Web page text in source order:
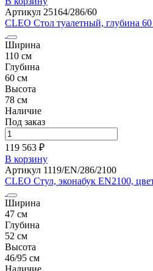
Артикул 25164/286/60
CLEO Стол туалетный, глубина
Ширина
110 см
Глубина
60 см
Высота
78 см
Наличие
Под заказ
119 563 ₽
В корзину
Артикул 1119/EN/286/2100
CLEO Стул, эконабук EN2100,
Ширина
47 см
Глубина
52 см
Высота
46/95 см
Наличие